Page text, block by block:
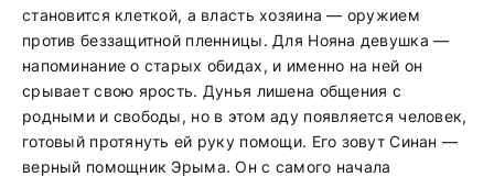
становится клеткой, а власть хозяина — оружием
против беззащитной пленницы. Для Нояна девушка —
напоминание о старых обидах, и именно на ней он
срывает свою ярость. Дунья лишена общения с
родными и свободы, но в этом аду появляется человек,
готовый протянуть ей руку помощи. Его зовут Синан —
верный помощник Эрыма. Он с самого начала